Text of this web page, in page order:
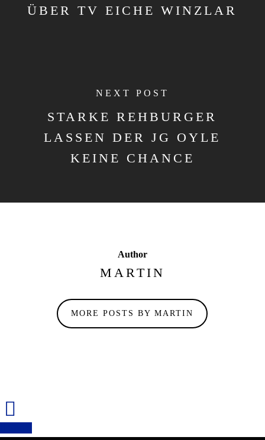
ÜBER TV EICHE WINZLAR
NEXT POST
STARKE REHBURGER
LASSEN DER JG OYLE
KEINE CHANCE
Author
MARTIN
MORE POSTS BY MARTIN